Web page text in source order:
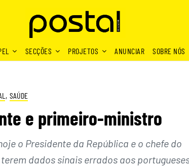
SECÇÕES PROJETOS ANUNCIAR SOBRE NÓS
, SAÚDE
e primeiro-ministro
o Presidente da República e o chefe do
dados sinais errados aos